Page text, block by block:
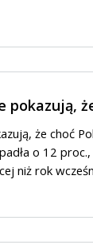
pokazują,
że choć
o 12
niż rok